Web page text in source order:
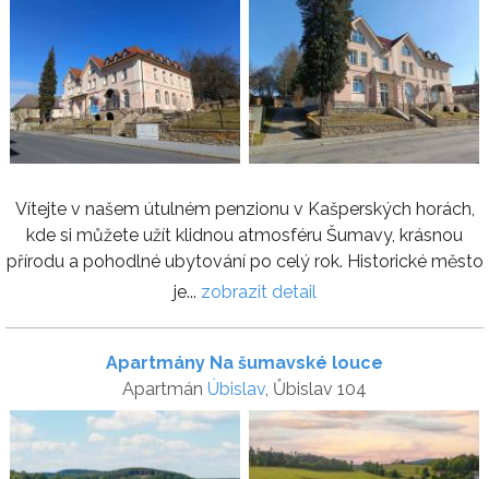
Vítejte v našem útulném penzionu v Kašperských horách,
kde si můžete užít klidnou atmosféru Šumavy, krásnou
přírodu a pohodlné ubytování po celý rok. Historické město
je... zobrazit detail
Apartmány Na šumavské louce
Apartmán Úbislav, Ůbislav 104